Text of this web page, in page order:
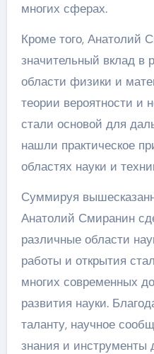
многих сферах.
Кроме того, Анатолий
значительный вклад в
области физики и
теории вероятности и
стали основой для
нашли практическое
областях науки и
Суммируя
Анатолий Смиранин
различные области
работы и открытия
многих современных
развития науки.
таланту, научное
знания и